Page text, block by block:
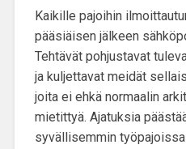
Kaikille pajoihin
pääsiäisen jälkeen
Tehtävät pohjustavat
ja kuljettavat meidät
joita ei ehkä normaalin
mietittyä. Ajatuksia
syvällisemmin